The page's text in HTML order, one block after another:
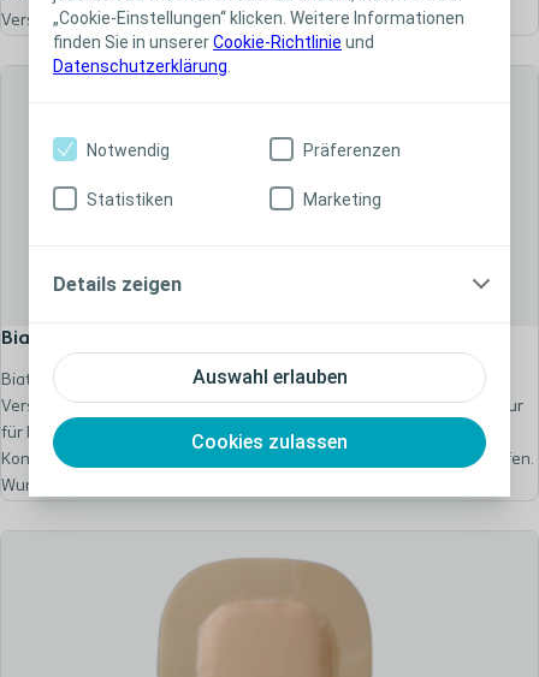
„Cookie-Einstellungen“ klicken. Weitere Informationen
finden Sie in unsererCookie-Richtlinie und
Datenschutzerklärung
Auswahl erlauben
Cookies zulassen
Notwendig Präferenzen
Statistiken Marketing
Details zeigen
Versorgung schmerzhafter...
Biatain® Ibu nicht-haftend
Biatain® Ibu nicht-haftend – Hervorragende Absorption für die
Versorgung schmerzhafter Wunden. Einzigartige 3D-Schaumstruktur
für hervorragende Absorption. Weicher und flexibler Wundverband.
Kombiniert feuchte Wundheilung und lokale Freisetzung von Ibuprofen.
Wundheilung muss nicht schmerzhaft sein.